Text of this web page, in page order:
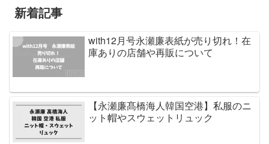
新着記事
with12月号永瀬廉表紙が売り切れ！在
庫ありの店舗や再販について
【永瀬廉髙橋海人韓国空港】私服のニ
ット帽やスウェットリュック